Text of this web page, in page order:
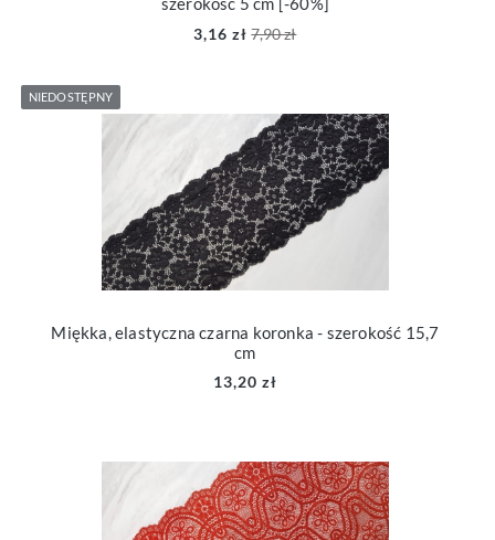
3,16 zł 7,90 zł
Miękka, elastyczna czarna koronka - szerokość 15,7
cm
13,20 zł
NIEDOSTĘPNY